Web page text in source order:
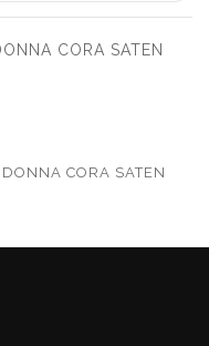
CORA SATEN
CORA SATEN